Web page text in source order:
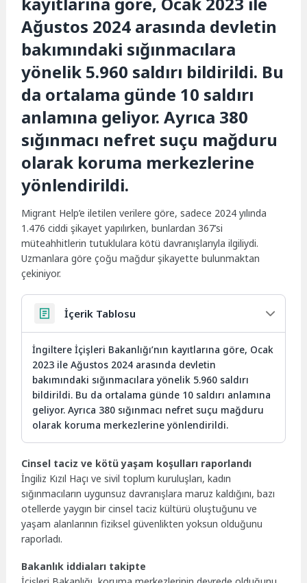
Ağustos 2024 arasında devletin
bakımındaki sığınmacılara
yönelik 5.960 saldırı bildirildi. Bu
da ortalama günde 10 saldırı
anlamına geliyor. Ayrıca 380
sığınmacı nefret suçu mağduru
olarak koruma merkezlerine
yönlendirildi.
Migrant Help’e iletilen verilere göre, sadece 2024 yılında
1.476 ciddi şikayet yapılırken, bunlardan 367’si
müteahhitlerin tutuklulara kötü davranışlarıyla ilgiliydi.
Uzmanlara göre çoğu mağdur şikayette bulunmaktan
çekiniyor.
İçerik Tablosu
İngiltere İçişleri Bakanlığı’nın kayıtlarına göre, Ocak
2023 ile Ağustos 2024 arasında devletin
bakımındaki sığınmacılara yönelik 5.960 saldırı
bildirildi. Bu da ortalama günde 10 saldırı anlamına
geliyor. Ayrıca 380 sığınmacı nefret suçu mağduru
olarak koruma merkezlerine yönlendirildi.
Cinsel taciz ve kötü yaşam koşulları raporlandı
İngiliz Kızıl Haçı ve sivil toplum kuruluşları, kadın
sığınmacıların uygunsuz davranışlara maruz kaldığını, bazı
otellerde yaygın bir cinsel taciz kültürü oluştuğunu ve
yaşam alanlarının fiziksel güvenlikten yoksun olduğunu
raporladı.
Bakanlık iddiaları takipte